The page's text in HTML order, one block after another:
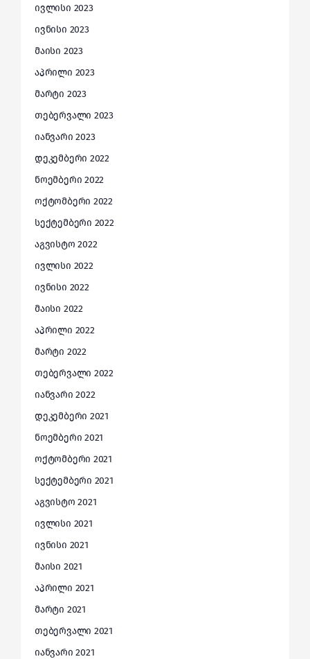
ივლისი 2023
ივნისი 2023
მაისი 2023
აპრილი 2023
მარტი 2023
თებერვალი 2023
იანვარი 2023
დეკემბერი 2022
ნოემბერი 2022
ოქტომბერი 2022
სექტემბერი 2022
აგვისტო 2022
ივლისი 2022
ივნისი 2022
მაისი 2022
აპრილი 2022
მარტი 2022
თებერვალი 2022
იანვარი 2022
დეკემბერი 2021
ნოემბერი 2021
ოქტომბერი 2021
სექტემბერი 2021
აგვისტო 2021
ივლისი 2021
ივნისი 2021
მაისი 2021
აპრილი 2021
მარტი 2021
თებერვალი 2021
იანვარი 2021